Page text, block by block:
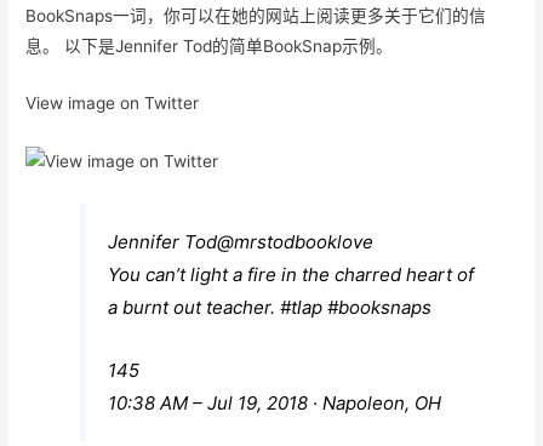
BookSnaps一词，你可以在她的网站上阅读更多关于它们的信
息。 以下是Jennifer Tod的简单BookSnap示例。
View image on Twitter
Jennifer Tod@mrstodbooklove
You can’t light a fire in the charred heart of
a burnt out teacher.#tlap #booksnaps
145
10:38 AM – Jul 19, 2018 · Napoleon, OH